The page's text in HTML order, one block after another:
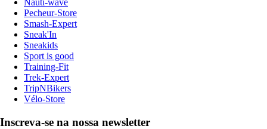
Nauti-wave
Pecheur-Store
Smash-Expert
Sneak'In
Sneakids
Sport is good
Training-Fit
Trek-Expert
TripNBikers
Vélo-Store
Inscreva-se na nossa newsletter